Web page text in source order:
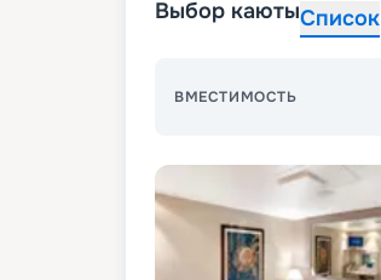
Выбор каютыСписок
ВМЕСТИМОСТЬ